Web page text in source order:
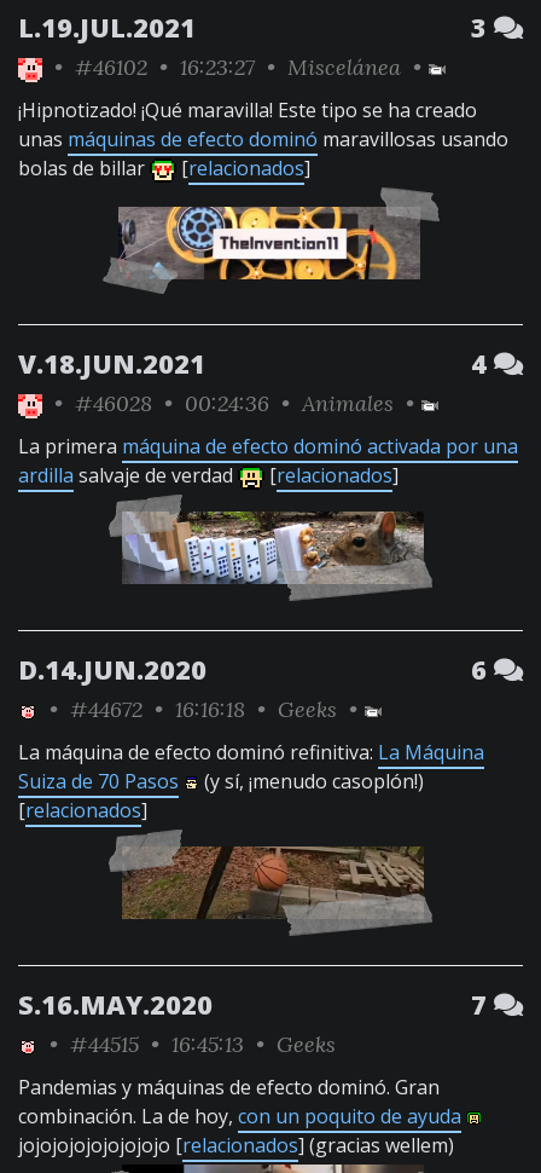
L.19.JUL.2021 3
• #46102 • 16:23:27 • Miscelánea •
¡Hipnotizado! ¡Qué maravilla! Este tipo se ha creado
unas máquinas de efecto dominó maravillosas usando
bolas de billar
[relacionados]
V.18.JUN.2021 4
• #46028 • 00:24:36 • Animales •
La primera máquina de efecto dominó activada por una
ardilla salvaje de verdad [relacionados]
D.14.JUN.2020 6
• #44672 • 16:16:18 • Geeks •
La máquina de efecto dominó refinitiva: La Máquina
Suiza de 70 Pasos
(y sí, ¡menudo casoplón!)
[relacionados]
S.16.MAY.2020 7
• #44515 • 16:45:13 • Geeks
Pandemias y máquinas de efecto dominó. Gran
combinación. La de hoy, con un poquito de ayuda
jojojojojojojojojo [relacionados] (gracias wellem)